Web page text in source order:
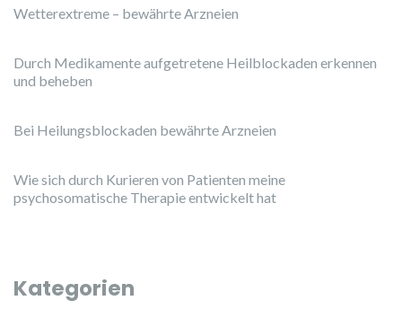
Wetterextreme – bewährte Arzneien
Durch Medikamente aufgetretene Heilblockaden erkennen
und beheben
Bei Heilungsblockaden bewährte Arzneien
Wie sich durch Kurieren von Patienten meine
psychosomatische Therapie entwickelt hat
Kategorien